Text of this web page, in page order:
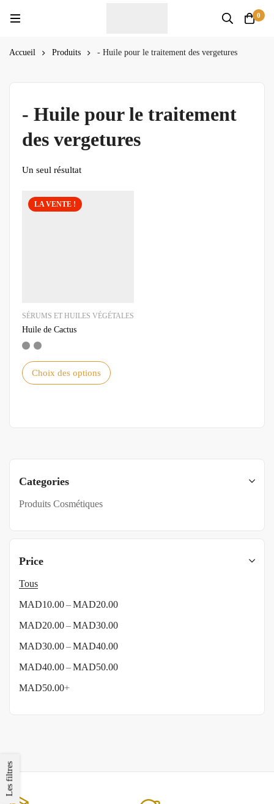
0
Accueil Produits - Huile pour le traitement des vergetures
Categories
Produits Cosmétiques
Price
Tous
MAD10.00–MAD20.00
MAD20.00–MAD30.00
MAD30.00–MAD40.00
MAD40.00–MAD50.00
MAD50.00+
Les filtres
- Huile pour le traitement
des vergetures
Un seul résultat
LA VENTE !
SÉRUMS ET HUILES VÉGÉTALES
Huile de Cactus
Choix des options